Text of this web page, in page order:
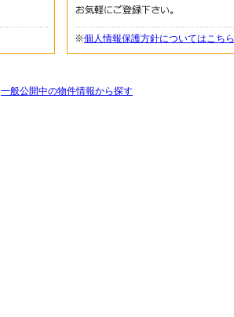
※個人情報保護方針についてはこちら
一般公開中の物件情報から探す